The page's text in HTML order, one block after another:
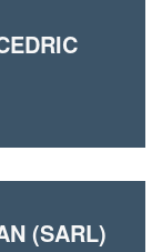
(SARL)